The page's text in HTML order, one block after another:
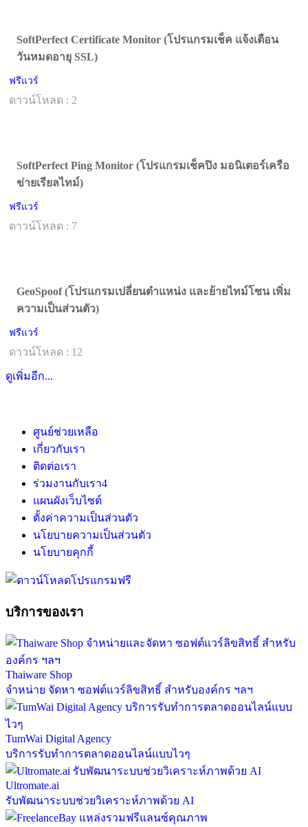
SoftPerfect Certificate Monitor (โปรแกรมเช็ค แจ้งเตือน
วันหมดอายุ SSL)
ฟรีแวร์
ดาวน์โหลด : 2
SoftPerfect Ping Monitor (โปรแกรมเช็คปิง มอนิเตอร์เครือ
ข่ายเรียลไทม์)
ฟรีแวร์
ดาวน์โหลด : 7
GeoSpoof (โปรแกรมเปลี่ยนตำแหน่ง และย้ายไทม์โซน เพิ่ม
ความเป็นส่วนตัว)
ฟรีแวร์
ดาวน์โหลด : 12
ดูเพิ่มอีก...
ศูนย์ช่วยเหลือ
เกี่ยวกับเรา
ติดต่อเรา
ร่วมงานกับเรา4
แผนผังเว็บไซต์
ตั้งค่าความเป็นส่วนตัว
นโยบายความเป็นส่วนตัว
นโยบายคุกกี้
บริการของเรา
Thaiware Shop
จำหน่าย จัดหา ซอฟต์แวร์ลิขสิทธิ์ สำหรับองค์กร ฯลฯ
TumWai Digital Agency
บริการรับทำการตลาดออนไลน์แบบไวๆ
Ultromate.ai
รับพัฒนาระบบช่วยวิเคราะห์ภาพด้วย AI